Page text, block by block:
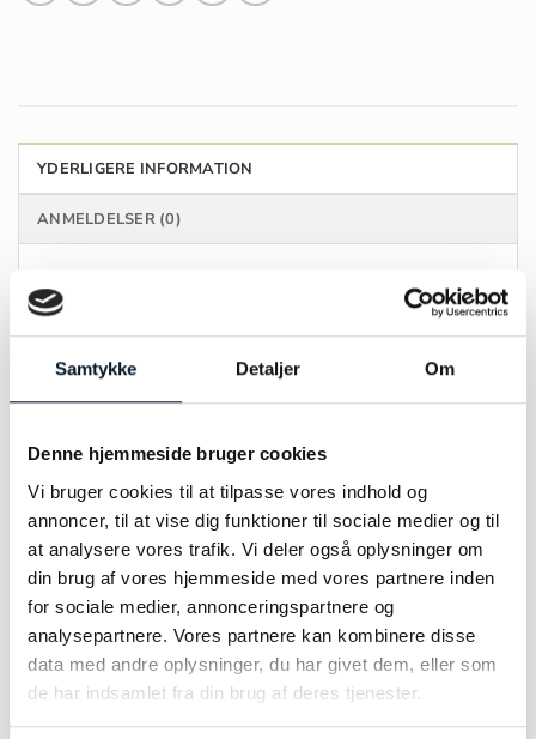
Samtykke Detaljer Om
Denne hjemmeside bruger cookies
Vi bruger cookies til at tilpasse vores indhold og
annoncer, til at vise dig funktioner til sociale medier og til
at analysere vores trafik. Vi deler også oplysninger om
din brug af vores hjemmeside med vores partnere inden
for sociale medier, annonceringspartnere og
analysepartnere. Vores partnere kan kombinere disse
data med andre oplysninger, du har givet dem, eller som
de har indsamlet fra din brug af deres tjenester.
YDERLIGERE INFORMATION
ANMELDELSER (0)
MÆRKE
FARVE Forgyldt
RELATEREDE VARER
-19%